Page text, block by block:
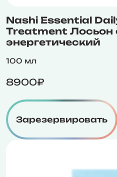
Nashi Essential
Treatment Лосьон
энергетический
100 мл
8900₽
Зарезервировать